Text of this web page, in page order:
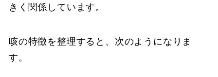
きく関係しています。
咳の特徴を整理すると、次のようになりま
す。